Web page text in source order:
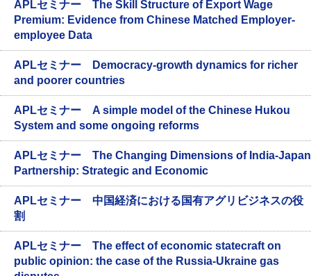
APLセミナー The Skill Structure of Export Wage
Premium: Evidence from Chinese Matched Employer-
employee Data
APLセミナー Democracy-growth dynamics for richer
and poorer countries
APLセミナー A simple model of the Chinese Hukou
System and some ongoing reforms
APLセミナー The Changing Dimensions of India-Japan
Partnership: Strategic and Economic
APLセミナー 中国経済における国有アグリビジネスの役
割
APLセミナー The effect of economic statecraft on
public opinion: the case of the Russia-Ukraine gas